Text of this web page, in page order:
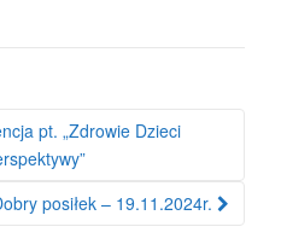
pt. „Zdrowie Dzieci
posiłek – 19.11.2024r.